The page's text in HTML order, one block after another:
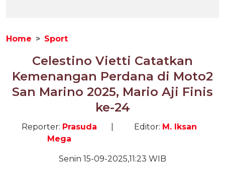
Home Sport
Celestino Vietti Catatkan
Kemenangan Perdana di Moto2
San Marino 2025, Mario Aji Finis
ke-24
Reporter: Prasuda
Mega
Editor: M. Iksan
Senin 15-09-2025,11:23 WIB